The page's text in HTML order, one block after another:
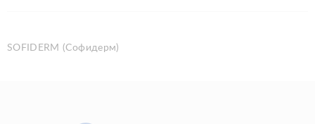
SOFIDERM (Софидерм)